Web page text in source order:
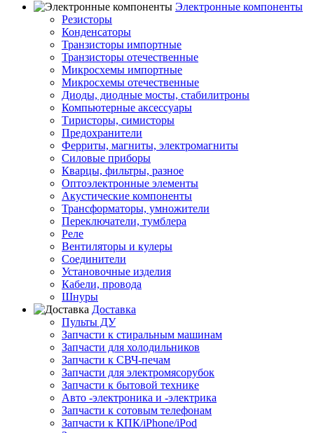
Электронные компоненты
Резисторы
Конденсаторы
Транзисторы импортные
Транзисторы отечественные
Микросхемы импортные
Микросхемы отечественные
Диоды, диодные мосты, стабилитроны
Компьютерные аксессуары
Тиристоры, симисторы
Предохранители
Ферриты, магниты, электромагниты
Силовые приборы
Кварцы, фильтры, разное
Оптоэлектронные элементы
Акустические компоненты
Трансформаторы, умножители
Переключатели, тумблера
Реле
Вентиляторы и кулеры
Соединители
Установочные изделия
Кабели, провода
Шнуры
Доставка
Пульты ДУ
Запчасти к стиральным машинам
Запчасти для холодильников
Запчасти к СВЧ-печам
Запчасти для электромясорубок
Запчасти к бытовой технике
Авто -электроника и -электрика
Запчасти к сотовым телефонам
Запчасти к КПК/iPhone/iPod